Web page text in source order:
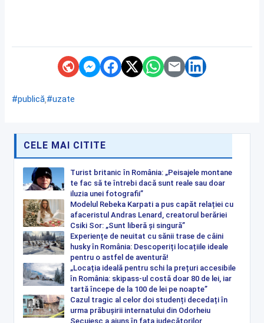
#publică,#uzate
CELE MAI CITITE
Turist britanic în România: „Peisajele montane
te fac să te întrebi dacă sunt reale sau doar
iluzia unei fotografii”
Modelul Rebeka Karpati a pus capăt relației cu
afaceristul Andras Lenard, creatorul berăriei
Csiki Sor: „Sunt liberă și singură”
Experiențe de neuitat cu sănii trase de câini
husky în România: Descoperiți locațiile ideale
pentru o astfel de aventură!
„Locația ideală pentru schi la prețuri accesibile
în România: skipass-ul costă doar 80 de lei, iar
tartă începe de la 100 de lei pe noapte”
Cazul tragic al celor doi studenți decedați în
urma prăbușirii internatului din Odorheiu
Secuiesc a ajuns în fața judecătorilor